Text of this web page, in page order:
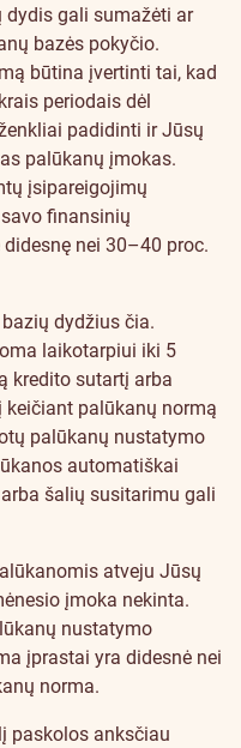
dydis gali sumažėti ar
bazės pokyčio.
būtina įvertinti tai, kad
periodais dėl
padidinti ir Jūsų
palūkanų įmokas.
įsipareigojimų
finansinių
nei 30–40 proc.
dydžius čia.
laikotarpiui iki 5
kredito sutartį arba
palūkanų normą
palūkanų nustatymo
automatiškai
šalių susitarimu gali
atveju Jūsų
įmoka nekinta.
nustatymo
įprastai yra didesnė nei
norma.
paskolos anksčiau